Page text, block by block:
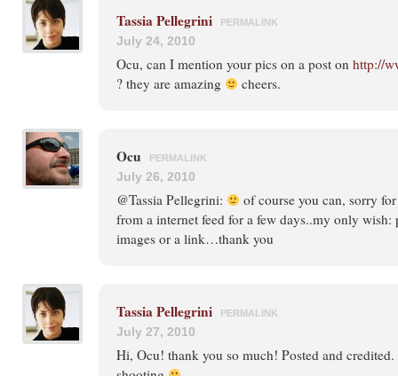
Tassia Pellegrini PERMALINK
July 24, 2010
Ocu, can I mention your pics on a post on http://
? they are amazing
cheers.
Ocu PERMALINK
July 26, 2010
@Tassia Pellegrini:
of course you can, sorry
from a internet feed for a few days..my only wish:
images or a link…thank you
Tassia Pellegrini PERMALINK
July 27, 2010
Hi, Ocu! thank you so much! Posted and